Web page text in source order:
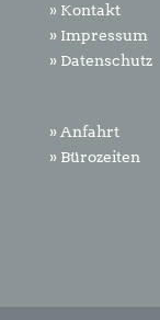
» Kontakt
» Impressum
» Datenschutz
» Anfahrt
» Bürozeiten